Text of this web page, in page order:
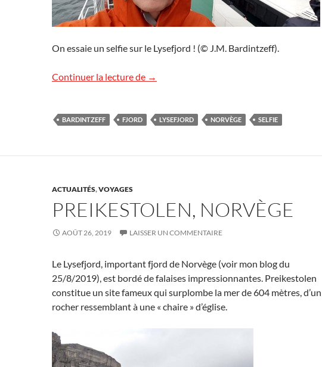
On essaie un selfie sur le Lysefjord ! (© J.M. Bardintzeff).
Continuer la lecture de Selfie sur le Lysefjord, Norvège
→
BARDINTZEFF FJORD LYSEFJORD NORVÈGE SELFIE
ACTUALITÉS,VOYAGES
PREIKESTOLEN, NORVÈGE
AOÛT 26, 2019 LAISSER UN COMMENTAIRE
Le Lysefjord, important fjord de Norvège (voir mon blog du
25/8/2019), est bordé de falaises impressionnantes. Preikestolen
constitue un site fameux qui surplombe la mer de 604 mètres, d’un
rocher ressemblant à une « chaire » d’église.